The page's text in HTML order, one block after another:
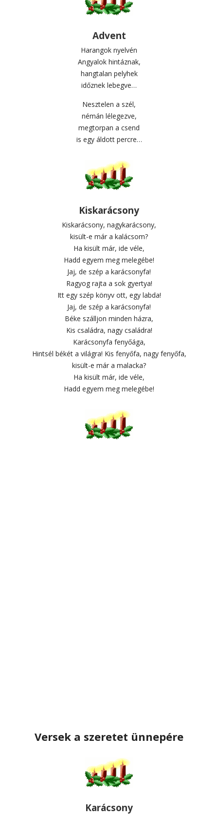
Advent
Harangok nyelvén
Angyalok hintáznak,
hangtalan pelyhek
időznek lebegve…
Nesztelen a szél,
némán lélegezve,
megtorpan a csend
is egy áldott percre…
Kiskarácsony
Kiskarácsony, nagykarácsony,
kisült-e már a kalácsom?
Ha kisült már, ide véle,
Hadd egyem meg melegébe!
Jaj, de szép a karácsonyfa!
Ragyog rajta a sok gyertya!
Itt egy szép könyv ott, egy labda!
Jaj, de szép a karácsonyfa!
Béke szálljon minden házra,
Kis családra, nagy családra!
Karácsonyfa fenyőága,
Hintsél békét a világra! Kis fenyőfa, nagy fenyőfa,
kisült-e már a malacka?
Ha kisült már, ide véle,
Hadd egyem meg melegébe!
Versek a szeretet ünnepére
Karácsony